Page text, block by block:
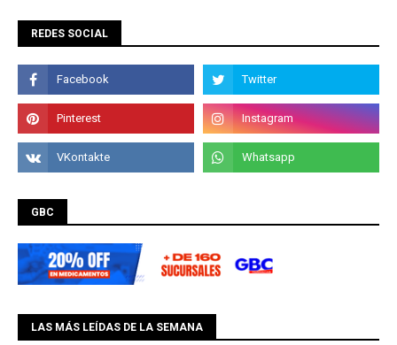
REDES SOCIAL
GBC
LAS MÁS LEÍDAS DE LA SEMANA